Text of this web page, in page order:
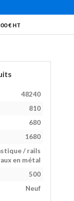
garantie
48240
810
680
1680
/ rails
en métal
500
Neuf